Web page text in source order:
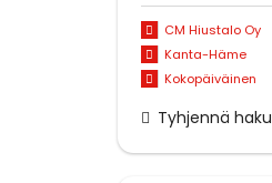
CM Hiustalo Oy
Kanta-Häme
Kokopäiväinen
Tyhjennä haku